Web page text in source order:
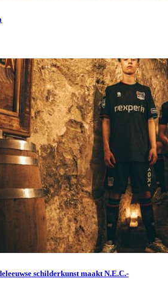
schilderkunst maakt N.E.C.-